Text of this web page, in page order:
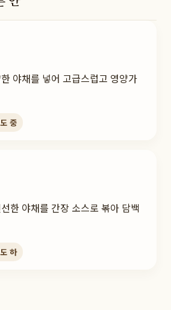
야채를 넣어 고급스럽고 영양가
중
한 야채를 간장 소스로 볶아 담백
하